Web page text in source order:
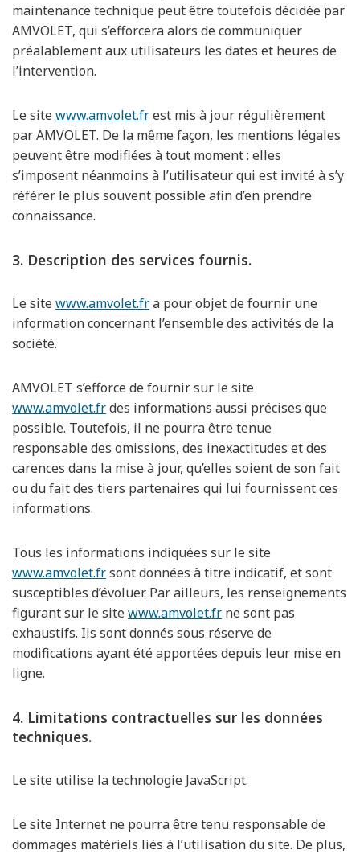
maintenance technique peut être toutefois décidée par
AMVOLET, qui s’efforcera alors de communiquer
préalablement aux utilisateurs les dates et heures de
l’intervention.
Le sitewww.amvolet.frest mis à jour régulièrement
par AMVOLET. De la même façon, les mentions légales
peuvent être modifiées à tout moment : elles
s’imposent néanmoins à l’utilisateur qui est invité à s’y
référer le plus souvent possible afin d’en prendre
connaissance.
3. Description des services fournis.
Le sitewww.amvolet.fra pour objet de fournir une
information concernant l’ensemble des activités de la
société.
AMVOLET s’efforce de fournir sur le site
www.amvolet.frdes informations aussi précises que
possible. Toutefois, il ne pourra être tenue
responsable des omissions, des inexactitudes et des
carences dans la mise à jour, qu’elles soient de son fait
ou du fait des tiers partenaires qui lui fournissent ces
informations.
Tous les informations indiquées sur le site
www.amvolet.frsont données à titre indicatif, et sont
susceptibles d’évoluer. Par ailleurs, les renseignements
figurant sur le sitewww.amvolet.fr ne sont pas
exhaustifs. Ils sont donnés sous réserve de
modifications ayant été apportées depuis leur mise en
ligne.
4. Limitations contractuelles sur les données
techniques.
Le site utilise la technologie JavaScript.
Le site Internet ne pourra être tenu responsable de
dommages matériels liés à l’utilisation du site. De plus,